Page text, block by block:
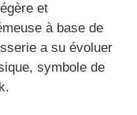
et
à base de
a su évoluer
symbole de